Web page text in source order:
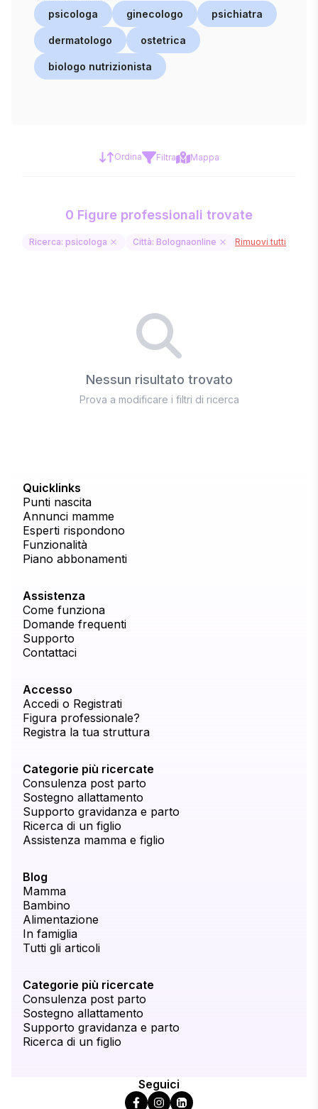
psicologa ginecologo psichiatra
dermatologo ostetrica
biologo nutrizionista
Ordina Filtra Mappa
0 Figure professionali trovate
Ricerca: psicologa Città: Bolognaonline Rimuovi tutti
Nessun risultato trovato
Prova a modificare i filtri di ricerca
Quicklinks
Punti nascita
Annunci mamme
Esperti rispondono
Funzionalità
Piano abbonamenti
Assistenza
Come funziona
Domande frequenti
Supporto
Contattaci
Accesso
Accedi o Registrati
Figura professionale?
Registra la tua struttura
Categorie più ricercate
Consulenza post parto
Sostegno allattamento
Supporto gravidanza e parto
Ricerca di un figlio
Assistenza mamma e figlio
Blog
Mamma
Bambino
Alimentazione
In famiglia
Tutti gli articoli
Categorie più ricercate
Consulenza post parto
Sostegno allattamento
Supporto gravidanza e parto
Ricerca di un figlio
Seguici